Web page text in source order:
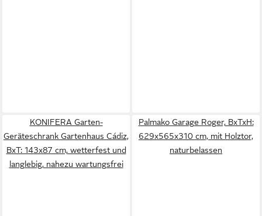
KONIFERA Garten-
Geräteschrank Gartenhaus Cádiz,
BxT: 143x87 cm, wetterfest und
langlebig, nahezu wartungsfrei
Palmako Garage Roger, BxTxH:
629x565x310 cm, mit Holztor,
naturbelassen